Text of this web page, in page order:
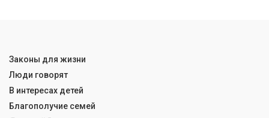
Законы для жизни
Люди говорят
В интересах детей
Благополучие семей